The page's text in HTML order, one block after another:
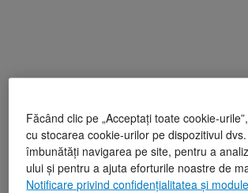
Făcând clic pe „Acceptați toate cookie-
cu stocarea cookie-urilor pe dispozitivul
îmbunătăți navigarea pe site, pentru a
ului și pentru a ajuta eforturile noastre de
Notificare privind confidențialitatea și